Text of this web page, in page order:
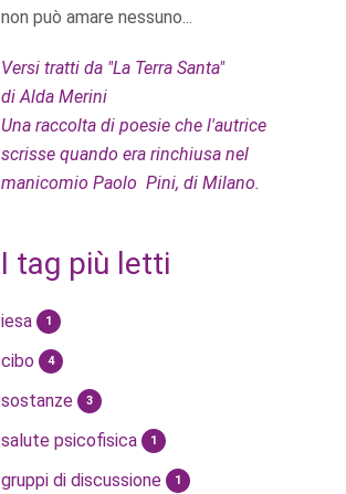
non può amare nessuno...
Versi tratti da "La Terra Santa"
di Alda Merini
Una raccolta di poesie che l'autrice
scrisse quando era rinchiusa nel
manicomio Paolo Pini, di Milano.
I tag più letti
iesa 1
cibo 4
sostanze 3
salute psicofisica 1
gruppi di discussione 1